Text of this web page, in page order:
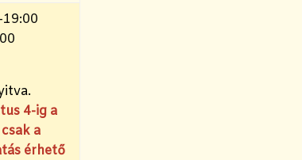
19:00
4-ig a
a
érhető